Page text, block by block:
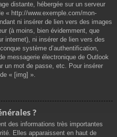
distante, hébergée sur un serveur
« http://www.exemple.com/mon-
ni insérer de lien vers des images
(à moins, bien évidemment, que
internet), ni insérer de lien vers des
système d’authentification,
messagerie électronique de Outlook
un mot de passe, etc. Pour insérer
« [img] ».
?
des informations très importantes
Elles apparaissent en haut de